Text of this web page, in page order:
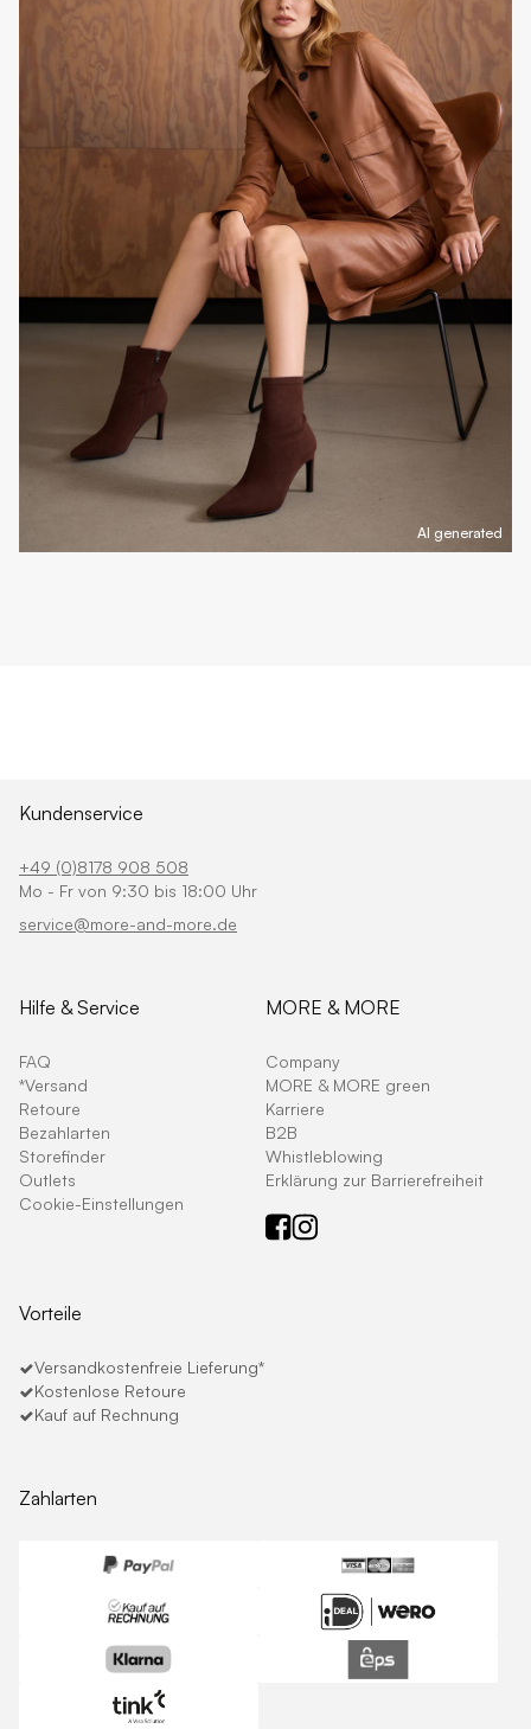
AI generated
Kundenservice
+49 (0)8178 908 508
Mo - Fr von 9:30 bis 18:00 Uhr
service@more-and-more.de
Hilfe & Service
FAQ
*Versand
Retoure
Bezahlarten
Storefinder
Outlets
Cookie-Einstellungen
MORE & MORE
Company
MORE & MORE green
Karriere
B2B
Whistleblowing
Erklärung zur Barrierefreiheit
Vorteile
Versandkostenfreie Lieferung*
Kostenlose Retoure
Kauf auf Rechnung
Zahlarten